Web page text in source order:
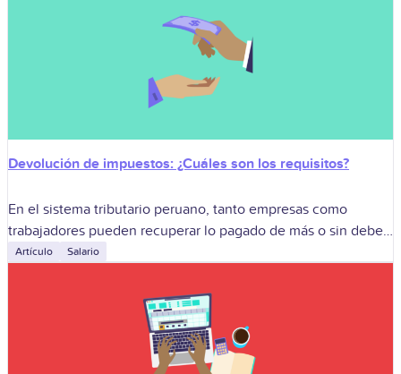
Devolución de impuestos: ¿Cuáles son los requisitos?
En el sistema tributario peruano, tanto empresas como
trabajadores pueden recuperar lo pagado de más o sin deber
a la SUNAT, la devolución de impuestos es un alivio que
Artículo Salario